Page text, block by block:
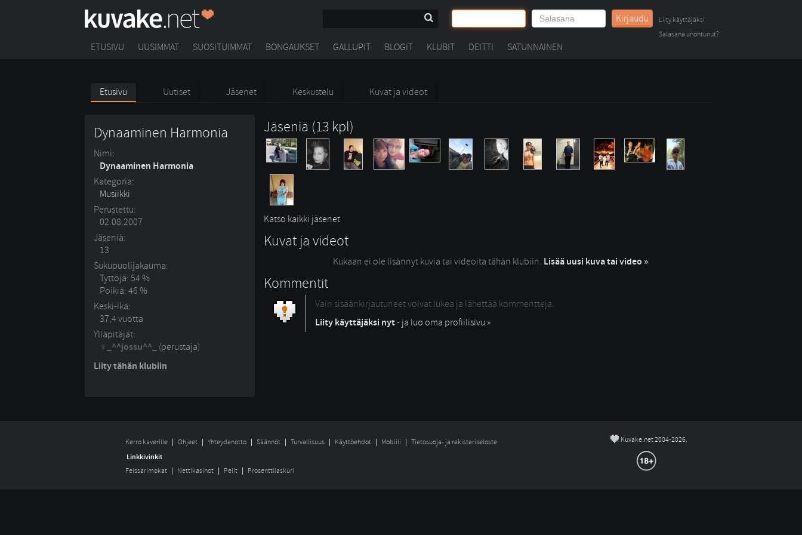
Kirjaudu
Liity käyttäjäksi
Salasana unohtunut?
ETUSIVU UUSIMMAT SUOSITUIMMAT BONGAUKSET GALLUPIT BLOGIT KLUBIT DEITTI SATUNNAINEN
Etusivu Uutiset Jäsenet Keskustelu Kuvat ja videot
Dynaaminen Harmonia
Nimi:
Dynaaminen Harmonia
Kategoria:
Musiikki
Perustettu:
02.08.2007
Jäseniä:
13
Sukupuolijakauma:
Tyttöjä: 54 %
Poikia: 46 %
Keski-ikä:
37,4 vuotta
Ylläpitäjät:
_^^jossu^^_ (perustaja)
Liity tähän klubiin
Jäseniä (13 kpl)
Katso kaikki jäsenet
Kuvat ja videot
Kukaan ei ole lisännyt kuvia tai videoita tähän klubiin. Lisää uusi kuva tai video »
Kommentit
Vain sisäänkirjautuneet voivat lukea ja lähettää kommentteja.
Liity käyttäjäksi nyt- ja luo oma profiilisivu »
Kerro kaverille Ohjeet Yhteydenotto Säännöt Turvallisuus Käyttöehdot Mobiili Tietosuoja- ja rekisteriseloste © Kuvake.net 2004-2026.
Linkkivinkit
Feissarimokat Nettikasinot Pelit Prosenttilaskuri